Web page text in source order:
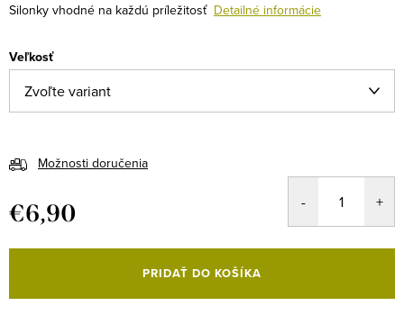
Silonky vhodné na každú príležitosť Detailné informácie
Veľkosť
Možnosti doručenia
€6,90
cena:
PRIDAŤ DO KOŠÍKA